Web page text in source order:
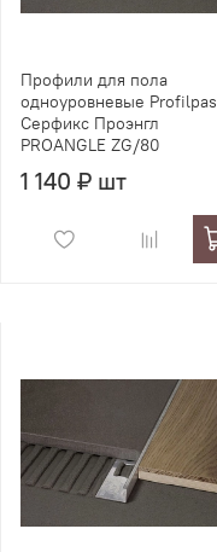
Профили для пола
одноуровневые Profilpas
Серфикс Проэнгл
PROANGLE ZG/80
1 140 ₽ шт